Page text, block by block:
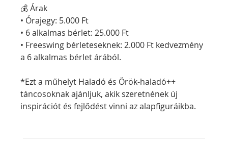
💰 Árak
• Órajegy: 5.000 Ft
• 6 alkalmas bérlet: 25.000 Ft
• Freeswing bérleteseknek: 2.000 Ft kedvezmény
a 6 alkalmas bérlet árából.
*Ezt a műhelyt Haladó és Örök-haladó++
táncosoknak ajánljuk, akik szeretnének új
inspirációt és fejlődést vinni az alapfiguráikba.